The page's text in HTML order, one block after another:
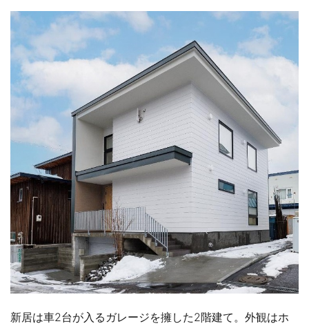
新居は車2台が入るガレージを擁した2階建て。外観はホ